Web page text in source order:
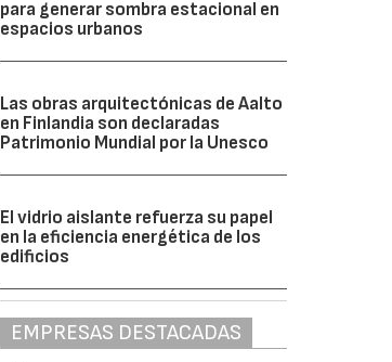
para generar sombra estacional en
espacios urbanos
Las obras arquitectónicas de Aalto
en Finlandia son declaradas
Patrimonio Mundial por la Unesco
El vidrio aislante refuerza su papel
en la eficiencia energética de los
edificios
EMPRESAS DESTACADAS